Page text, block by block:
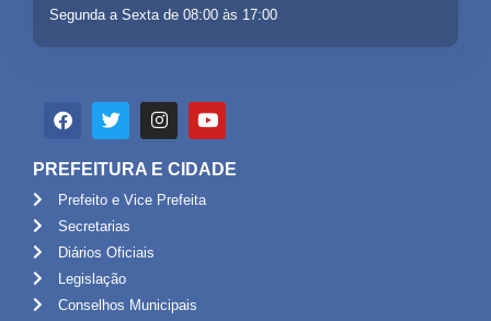
Segunda a Sexta de 08:00 às 17:00
PREFEITURA E CIDADE
Prefeito e Vice Prefeita
Secretarias
Diários Oficiais
Legislação
Conselhos Municipais